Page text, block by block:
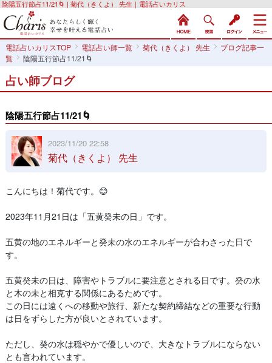
陰陽五行節占11/21🌀 | 菊代（きくよ） 先生｜電話占いカリス
電話占いカリスTOP 電話占い師一覧 菊代（きくよ） 先生
ブログ記事一
覧
陰陽五行節占11/21🌀
占い師ブログ
陰陽五行節占11/21🌀
2023/11/20 22:58
菊代（きくよ） 先生
こんにちは！菊代です。😊
2023年11月21日は「五黄癸未の日」です。
五黄の地のエネルギーと癸未の水のエネルギーが合わさった日で
す。
五黄癸未の日は、障害やトラブルに要注意とされる日です。癸の水
と木の未と相克する関係にあるためです。
この日には遠くへの移動や旅行、新たな契約締結などの重要な行動
は日をずらした方が良いとされています。
ただし、癸の水は穏やかで優しいので、大きなトラブルにならない
とも言われています。